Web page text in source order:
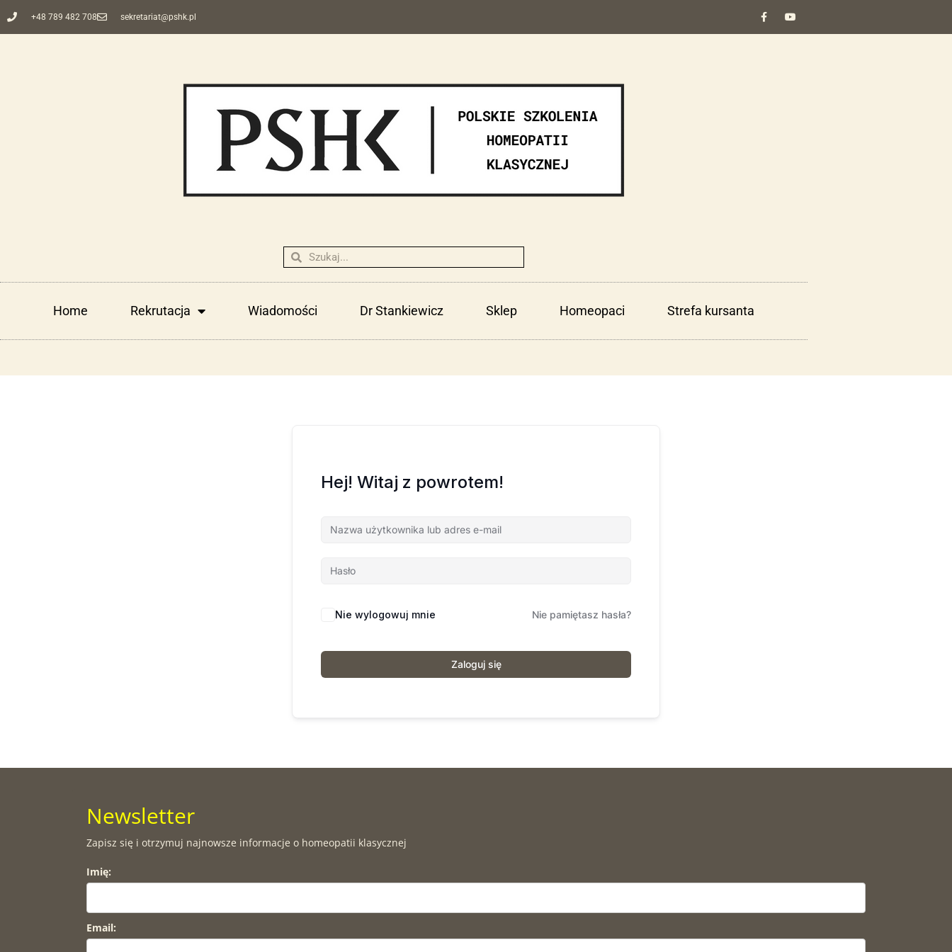
+48 789 482 708 sekretariat@pshk.pl
Home Rekrutacja Wiadomości Dr Stankiewicz Sklep Homeopaci Strefa kursanta
Hej! Witaj z powrotem!
Nie wylogowuj mnie Nie pamiętasz hasła?
Zaloguj się
Newsletter
Zapisz się i otrzymuj najnowsze informacje o homeopatii klasycznej
Imię:
Email: